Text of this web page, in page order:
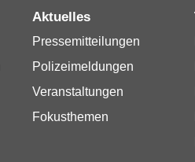
Aktuelles
Pressemitteilungen
Polizeimeldungen
Veranstaltungen
Fokusthemen